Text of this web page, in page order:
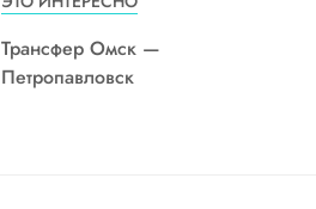
Трансфер Омск —
Петропавловск